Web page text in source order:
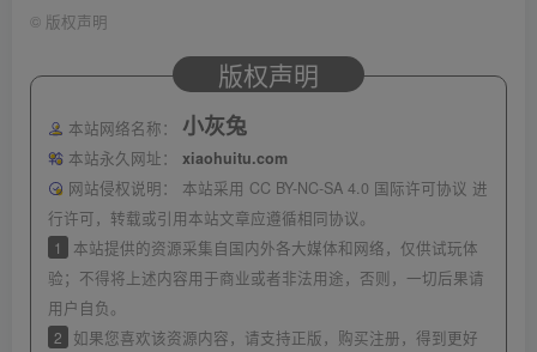
© 版权声明
版权声明
本站网络名称： 小灰兔
本站永久网址：
xiaohuitu.com
网站侵权说明：
本站采用 CC BY-NC-SA 4.0 国际许可协议 进
行许可，转载或引用本站文章应遵循相同协议。
1
本站提供的资源采集自国内外各大媒体和网络，仅供试玩体
验；不得将上述内容用于商业或者非法用途，否则，一切后果请
用户自负。
2
如果您喜欢该资源内容，请支持正版，购买注册，得到更好